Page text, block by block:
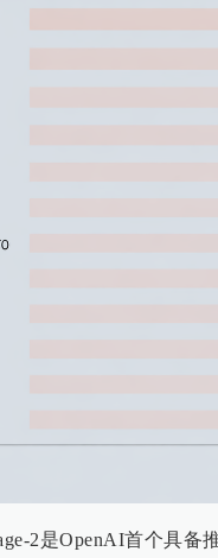
2是OpenAI首个具备